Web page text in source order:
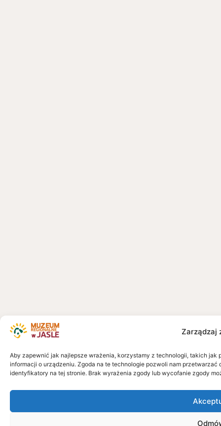
Zarządzaj
Aby zapewnić jak najlepsze wrażenia, korzystamy z technologii, takich
informacji o urządzeniu. Zgoda na te technologie pozwoli nam
identyfikatory na tej stronie. Brak wyrażenia zgody lub wycofanie zgody